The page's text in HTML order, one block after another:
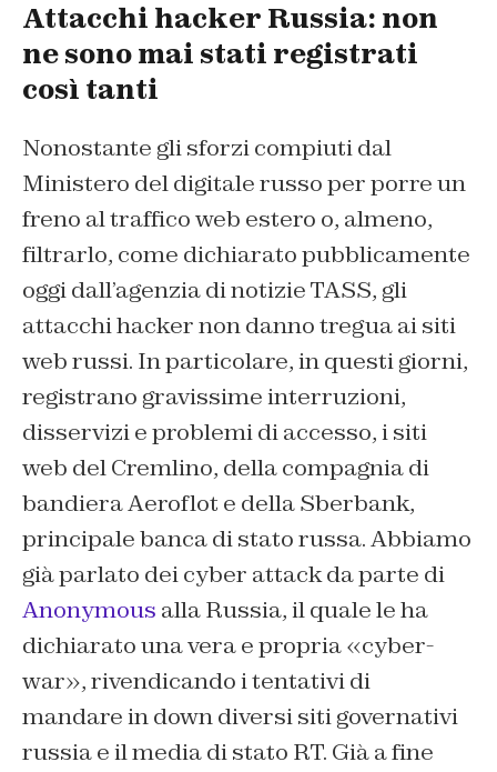
Attacchi hacker Russia: non
ne sono mai stati registrati
così tanti
Nonostante gli sforzi compiuti dal
Ministero del digitale russo per porre un
freno al traffico web estero o, almeno,
filtrarlo, come dichiarato pubblicamente
oggi dall’agenzia di notizie TASS, gli
attacchi hacker non danno tregua ai siti
web russi. In particolare, in questi giorni,
registrano gravissime interruzioni,
disservizi e problemi di accesso, i siti
web del Cremlino, della compagnia di
bandiera Aeroflot e della Sberbank,
principale banca di stato russa.Abbiamo
già parlato dei cyber attack da parte di
Anonymous alla Russia, il quale le ha
dichiarato una vera e propria «cyber-
war», rivendicando i tentativi di
mandare in down diversi siti governativi
russia e il media di stato RT. Già a fine